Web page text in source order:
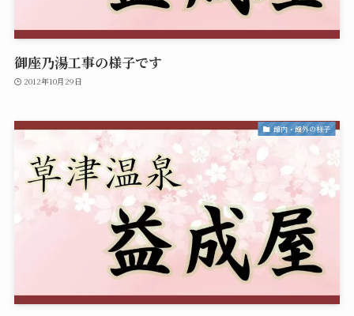
御座乃湯工事の様子です
2012年10月29日
館内・館外の様子